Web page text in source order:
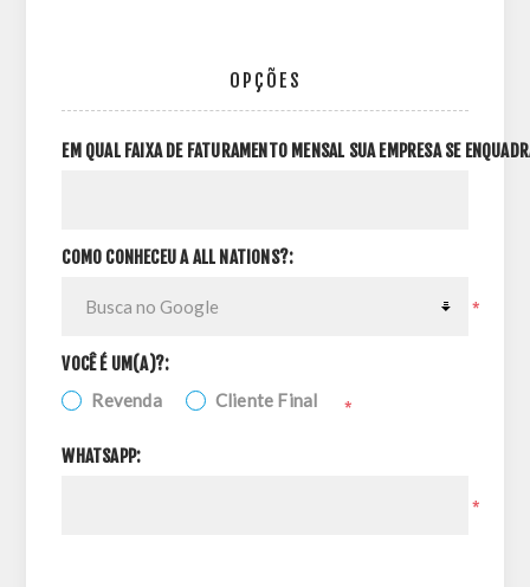
OPÇÕES
EM QUAL FAIXA DE FATURAMENTO MENSAL SUA EMPRESA SE
COMO CONHECEU A ALL NATIONS?:
*
VOCÊ É UM(A)?:
Revenda Cliente Final *
WHATSAPP:
*